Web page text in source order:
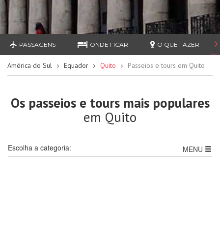
PASSAGENS ONDE FICAR O QUE FAZER
América do Sul Equador Quito Passeios e tours em Quito
Os passeios e tours mais populares
em Quito
MENU
Escolha a categoria: